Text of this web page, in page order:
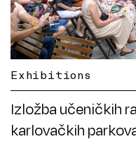
Exhibitions
Izložba učeničkih
karlovačkih